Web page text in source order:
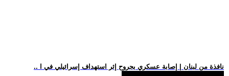
.. نافذة من لبنان | إصابة عسكري بجروح إثر استهداف إسرائيلي في ا